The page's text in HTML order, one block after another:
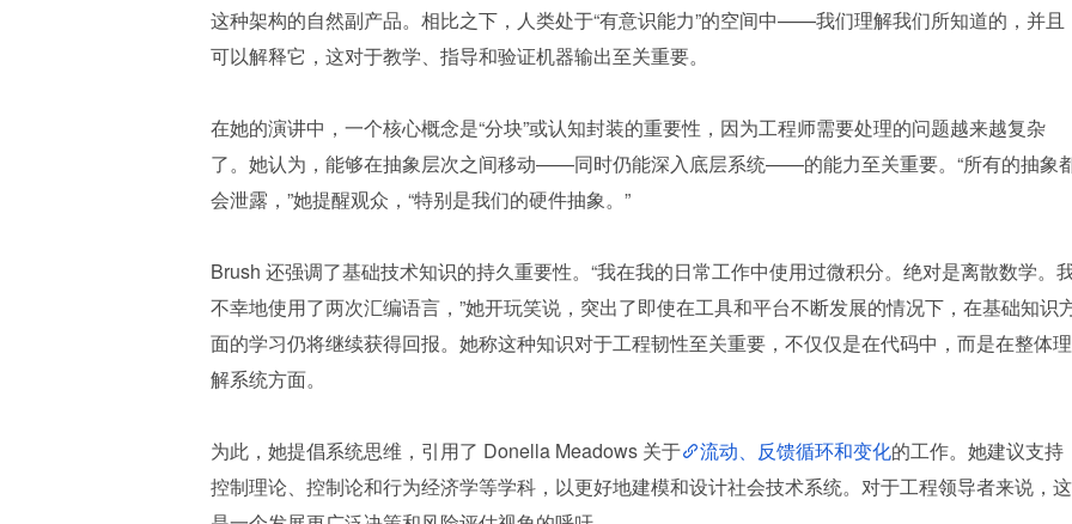
这种架构的自然副产品。相比之下，人类处于“有意识能力”的空间中——我们理解我们所知道的，并且
可以解释它，这对于教学、指导和验证机器输出至关重要。
在她的演讲中，一个核心概念是“分块”或认知封装的重要性，因为工程师需要处理的问题越来越复杂
了。她认为，能够在抽象层次之间移动——同时仍能深入底层系统——的能力至关重要。“所有的抽象
会泄露，”她提醒观众，“特别是我们的硬件抽象。”
Brush 还强调了基础技术知识的持久重要性。“我在我的日常工作中使用过微积分。绝对是离散数学。
不幸地使用了两次汇编语言，”她开玩笑说，突出了即使在工具和平台不断发展的情况下，在基础知识
面的学习仍将继续获得回报。她称这种知识对于工程韧性至关重要，不仅仅是在代码中，而是在整体理
解系统方面。
为此，她提倡系统思维，引用了 Donella Meadows 关于 流动、反馈循环和变化的工作。她建议支持
控制理论、控制论和行为经济学等学科，以更好地建模和设计社会技术系统。对于工程领导者来说，这